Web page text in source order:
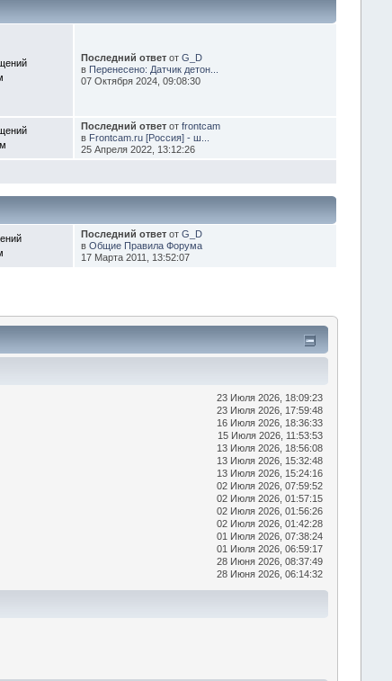
Последний ответ отG_D
в Перенесено: Датчик детон...
07 Октября 2024, 09:08:30
Последний ответ отfrontcam
в Frontcam.ru [Россия] - ш...
25 Апреля 2022, 13:12:26
Последний ответ отG_D
вОбщие Правила Форума
17 Марта 2011, 13:52:07
23 Июля 2026, 18:09:23
23 Июля 2026, 17:59:48
16 Июля 2026, 18:36:33
15 Июля 2026, 11:53:53
13 Июля 2026, 18:56:08
13 Июля 2026, 15:32:48
13 Июля 2026, 15:24:16
02 Июля 2026, 07:59:52
02 Июля 2026, 01:57:15
02 Июля 2026, 01:56:26
02 Июля 2026, 01:42:28
01 Июля 2026, 07:38:24
01 Июля 2026, 06:59:17
28 Июня 2026, 08:37:49
28 Июня 2026, 06:14:32